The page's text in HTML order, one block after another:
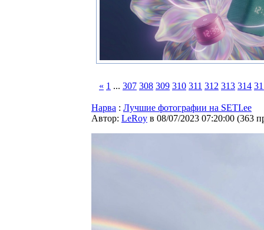
« 1 ... 307 308 309 310 311 312 313 314
Нарва : Лучшие фотографии на SETI.ee
Автор: LeRoy в 08/07/2023 07:20:00 (363